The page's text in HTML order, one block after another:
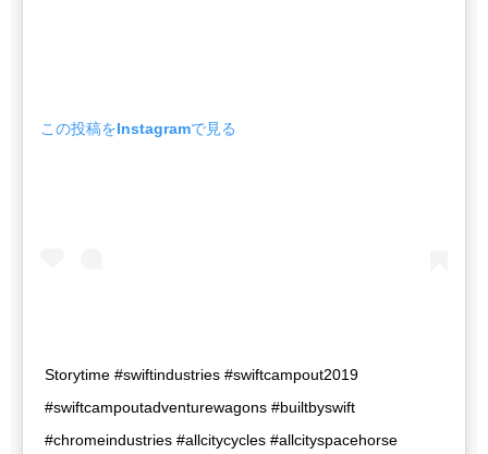
この投稿をInstagramで見る
Storytime #swiftindustries #swiftcampout2019
#swiftcampoutadventurewagons #builtbyswift
#chromeindustries #allcitycycles #allcityspacehorse